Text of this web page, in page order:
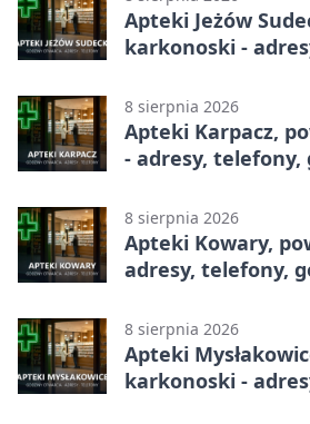
Apteki Jeżów
karkonoski -
8 sierpnia 2026
Apteki Karpacz,
- adresy,
8 sierpnia 2026
Apteki Kowary,
adresy, telefony,
8 sierpnia 2026
Apteki
karkonoski -